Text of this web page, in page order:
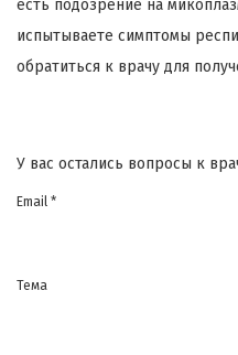
есть подозрение на
испытываете симптомы
обратиться к врачу для
У вас остались вопросы к
Email *
Тема